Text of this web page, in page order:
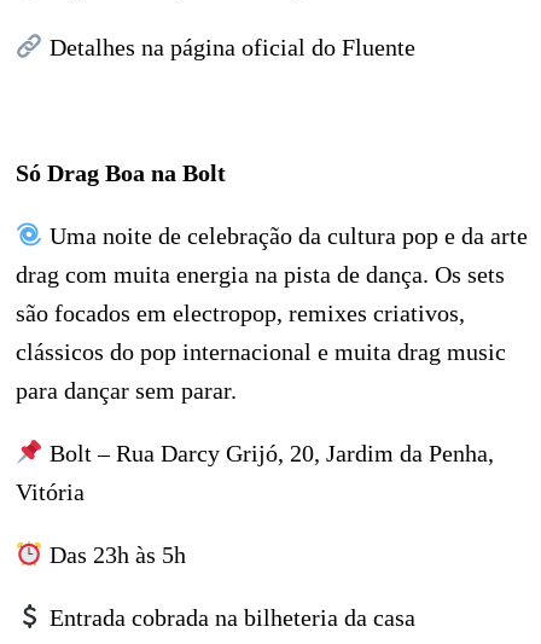
Detalhes na página oficial do Fluente
Só Drag Boa na Bolt
Uma noite de celebração da cultura pop e da arte
drag com muita energia na pista de dança. Os sets
são focados em electropop, remixes criativos,
clássicos do pop internacional e muita drag music
para dançar sem parar.
Bolt – Rua Darcy Grijó, 20, Jardim da Penha,
Vitória
Das 23h às 5h
Entrada cobrada na bilheteria da casa